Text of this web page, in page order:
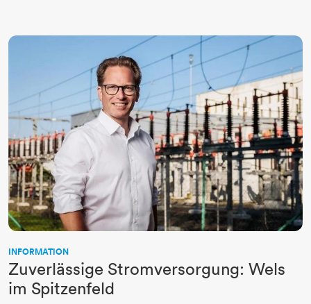
INFORMATION
Zuverlässige Stromversorgung: Wels
im Spitzenfeld